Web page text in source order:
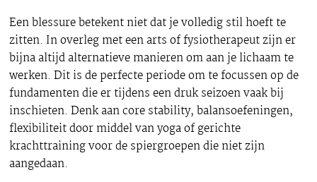
Een blessure betekent niet dat je volledig stil hoeft te
zitten. In overleg met een arts of fysiotherapeut zijn er
bijna altijd alternatieve manieren om aan je lichaam te
werken. Dit is de perfecte periode om te focussen op de
fundamenten die er tijdens een druk seizoen vaak bij
inschieten. Denk aan core stability, balansoefeningen,
flexibiliteit door middel van yoga of gerichte
krachttraining voor de spiergroepen die niet zijn
aangedaan.